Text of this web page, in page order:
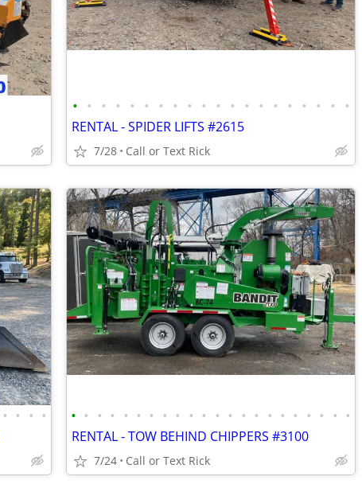
• • • • • • • • • • • • • • • • • • • •
RENTAL - SPIDER LIFTS #2615
7/28 Call or Text Rick
• • • • • • • • • • • • • • • • • • • • • • • • • •
RENTAL - TOW BEHIND CHIPPERS #3100
7/24 Call or Text Rick